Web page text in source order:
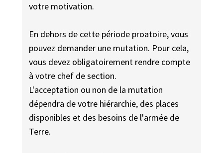
votre motivation.
En dehors de cette période proatoire, vous
pouvez demander une mutation. Pour cela,
vous devez obligatoirement rendre compte
à votre chef de section.
L'acceptation ou non de la mutation
dépendra de votre hiérarchie, des places
disponibles et des besoins de l'armée de
Terre.